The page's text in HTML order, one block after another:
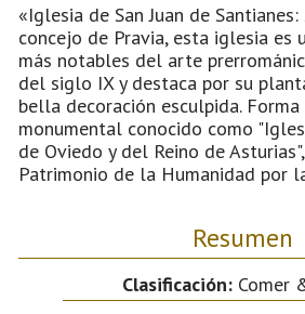
«Iglesia de San Juan de
concejo de Pravia, esta iglesia es
más notables del arte
del siglo IX y destaca por su
bella decoración esculpida.
monumental conocido como
de Oviedo y del Reino de
Patrimonio de la Humanidad por
Resumen
Clasificación: Comer